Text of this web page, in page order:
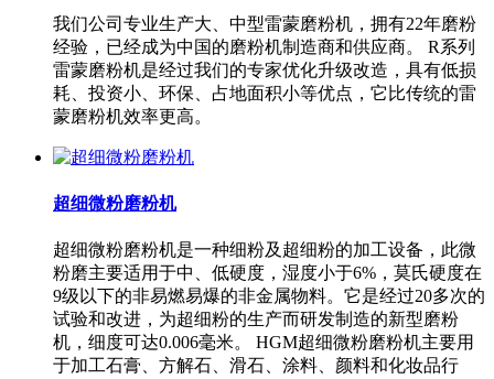
我们公司专业生产大、中型雷蒙磨粉机，拥有22年磨粉
经验，已经成为中国的磨粉机制造商和供应商。 R系列
雷蒙磨粉机是经过我们的专家优化升级改造，具有低损
耗、投资小、环保、占地面积小等优点，它比传统的雷
蒙磨粉机效率更高。
超细微粉磨粉机
超细微粉磨粉机是一种细粉及超细粉的加工设备，此微
粉磨主要适用于中、低硬度，湿度小于6%，莫氏硬度在
9级以下的非易燃易爆的非金属物料。它是经过20多次的
试验和改进，为超细粉的生产而研发制造的新型磨粉
机，细度可达0.006毫米。 HGM超细微粉磨粉机主要用
于加工石膏、方解石、滑石、涂料、颜料和化妆品行